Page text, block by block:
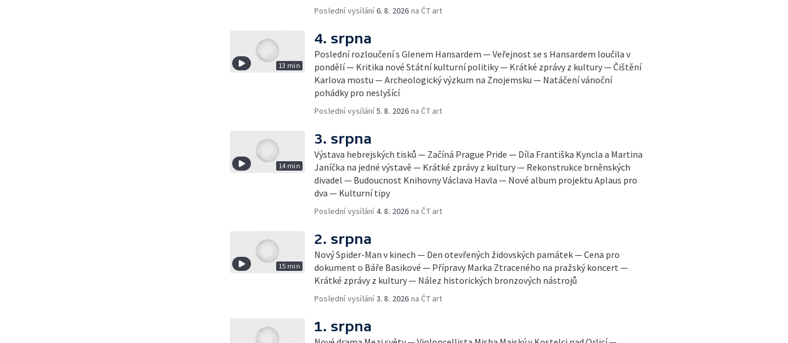
Poslední vysílání6. 8. 2026 na ČT art
13 min
4. srpna
Poslední rozloučení s Glenem Hansardem — Veřejnost se s Hansardem loučila v
pondělí — Kritika nové Státní kulturní politiky — Krátké zprávy z kultury — Čištění
Karlova mostu — Archeologický výzkum na Znojemsku — Natáčení vánoční
pohádky pro neslyšící
Poslední vysílání5. 8. 2026 na ČT art
14 min
3. srpna
Výstava hebrejských tisků — Začíná Prague Pride — Díla Františka Kyncla a Martina
Janíčka na jedné výstavě — Krátké zprávy z kultury — Rekonstrukce brněnských
divadel — Budoucnost Knihovny Václava Havla — Nové album projektu Aplaus pro
dva — Kulturní tipy
Poslední vysílání4. 8. 2026 na ČT art
15 min
2. srpna
Nový Spider-Man v kinech — Den otevřených židovských památek — Cena pro
dokument o Báře Basikové — Přípravy Marka Ztraceného na pražský koncert —
Krátké zprávy z kultury — Nález historických bronzových nástrojů
Poslední vysílání3. 8. 2026 na ČT art
1. srpna